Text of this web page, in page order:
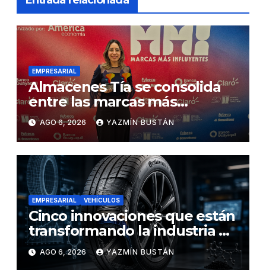
EMPRESARIAL
Almacenes Tía se consolida
entre las marcas más
influyentes del Ecuador
AGO 6, 2026 YAZMÍN BUSTÁN
EMPRESARIAL VEHÍCULOS
Cinco innovaciones que están
transformando la industria de
los neumáticos y redefinen el
futuro de la movilidad
AGO 6, 2026 YAZMÍN BUSTÁN